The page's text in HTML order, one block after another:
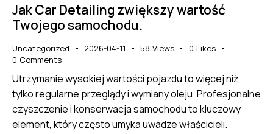
Jak Car Detailing zwiększy wartość
Twojego samochodu.
Uncategorized 2026-04-11 58 Views 0 Likes
0 Comments
Utrzymanie wysokiej wartości pojazdu to więcej niż
tylko regularne przeglądy i wymiany oleju. Profesjonalne
czyszczenie i konserwacja samochodu to kluczowy
element, który często umyka uwadze właścicieli.